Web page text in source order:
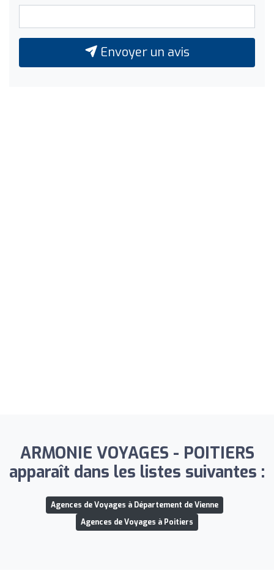
Envoyer un avis
ARMONIE VOYAGES - POITIERS
apparaît dans les listes suivantes :
Agences de Voyages à Département de Vienne
Agences de Voyages à Poitiers